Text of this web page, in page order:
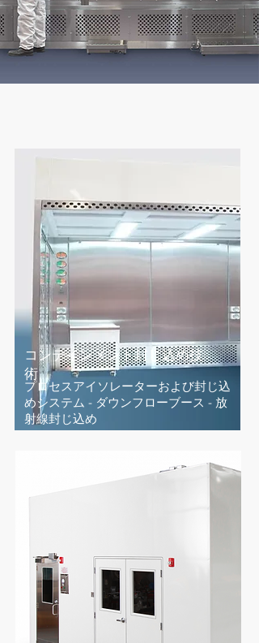
コンテインメント封じ込め​技
術
プロセスアイソレーターおよび封じ込
めシステム - ダウンフローブース - 放
射線封じ込め